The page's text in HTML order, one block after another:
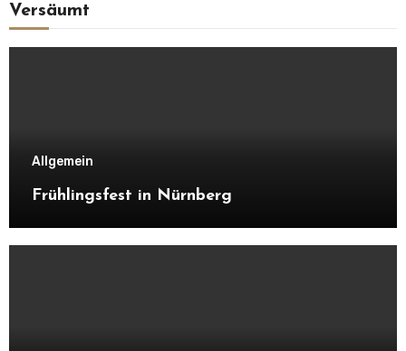
Versäumt
Allgemein
Frühlingsfest in Nürnberg